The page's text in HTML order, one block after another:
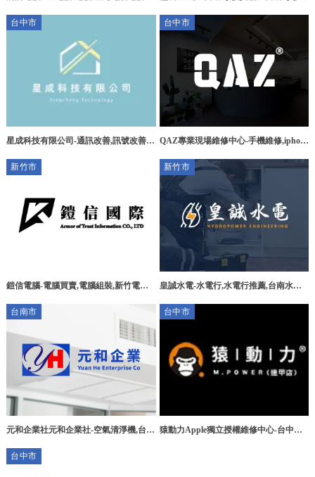
屯區電競電腦組裝,
台中市
星成科技有限公司-通訊改善,訊號改善工
日區通訊改善,烏日區訊號改善工程
台中市
QAZ專業現場維修中心-手機維修,iphone
維修,太平區手機維修,太平區iphone手機
維修
新竹市
鎧信電腦-電腦買賣,電腦組裝,新竹電腦
新竹市
皇誠水電-水電行,水電行推薦,台南水電
台南市
元和企業社元和企業社-空氣清淨機,台南
機安裝,台南空氣清淨機安裝
台中市
猿動力Apple獨立授權維修中心-台中逢
台中市